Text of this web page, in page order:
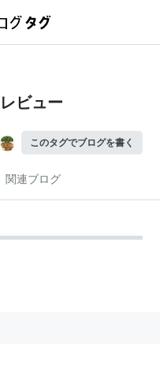
ビュー
このタグでブログを書く
関連ブログ